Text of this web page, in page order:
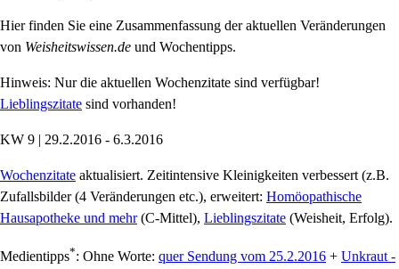
Hier finden Sie eine Zusammenfassung der aktuellen Veränderungen
von Weisheitswissen.de und Wochentipps.
Hinweis: Nur die aktuellen Wochenzitate sind verfügbar!
Lieblingszitate sind vorhanden!
KW 9 | 29.2.2016 - 6.3.2016
Wochenzitate aktualisiert. Zeitintensive Kleinigkeiten verbessert (z.B.
Zufallsbilder (4 Veränderungen etc.), erweitert: Homöopathische
Hausapotheke und mehr(C-Mittel), Lieblingszitate (Weisheit, Erfolg).
Medientipps*: Ohne Worte: quer Sendung vom 25.2.2016 + Unkraut -